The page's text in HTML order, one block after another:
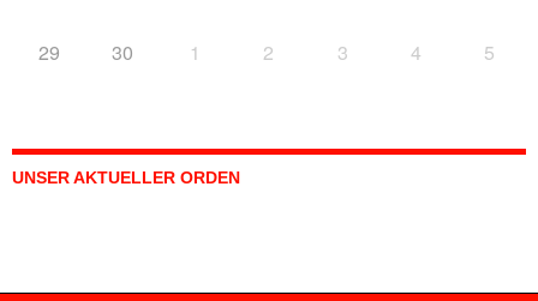
29 30 1 2 3 4 5
UNSER AKTUELLER ORDEN